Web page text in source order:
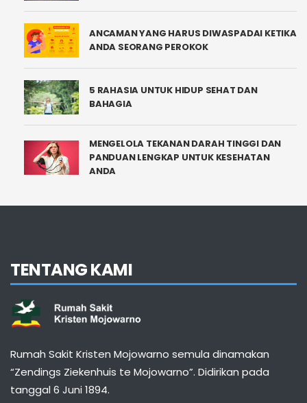
ANCAMAN YANG HARUS DIWASPADAI KETIKA
ANDA SEORANG PEROKOK
5 RAHASIA UNTUK HIDUP SEHAT DAN
BAHAGIA
MENGELOLA TEKANAN DARAH TINGGI DAN
PANDUAN LENGKAP UNTUK KESEHATAN
ANDA
TENTANG KAMI
Rumah Sakit Kristen Mojowarno semula dinamakan
“Zendings Ziekenhuis te Mojowarno”. Didirikan pada
tanggal 6 Juni 1894.